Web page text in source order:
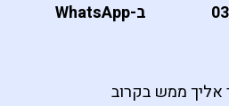
ב-WhatsApp
אליך ממש בקרוב